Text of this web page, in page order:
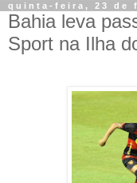
quinta-feira, 23 de
Bahia leva
Sport na Ilha